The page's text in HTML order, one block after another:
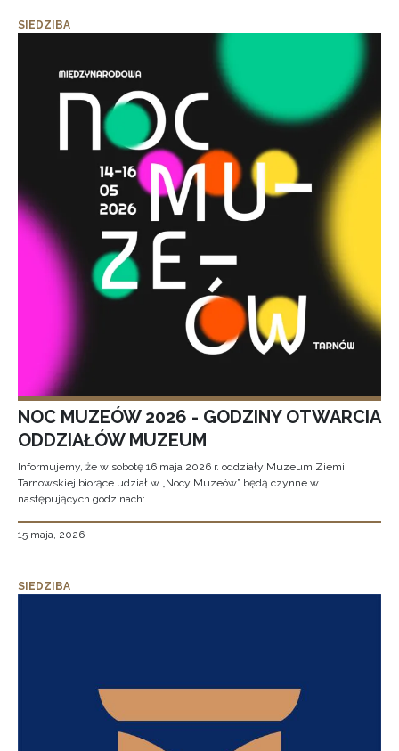
SIEDZIBA
NOC MUZEÓW 2026 - GODZINY OTWARCIA
ODDZIAŁÓW MUZEUM
Informujemy, że w sobotę 16 maja 2026 r. oddziały Muzeum Ziemi
Tarnowskiej biorące udział w „Nocy Muzeów” będą czynne w
następujących godzinach:
15 maja, 2026
SIEDZIBA